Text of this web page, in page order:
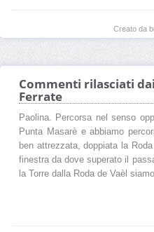
Creato da
Commenti rilasciati
Ferrate
Paolina. Percorsa nel senso
Punta Masarè e abbiamo
ben attrezzata, doppiata la
finestra da dove superato il
la Torre dalla Roda de Vaèl